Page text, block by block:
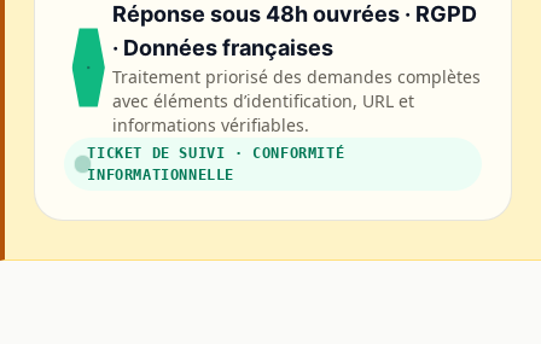
Réponse sous 48h ouvrées · RGPD
· Données françaises
Traitement priorisé des demandes complètes
avec éléments d’identification, URL et
informations vérifiables.
TICKET DE SUIVI · CONFORMITÉ
INFORMATIONNELLE